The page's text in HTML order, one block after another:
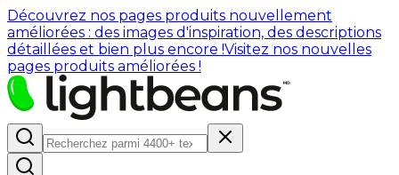
Découvrez nos pages produits nouvellement
améliorées : des images d'inspiration, des descriptions
détaillées et bien plus encore !Visitez nos nouvelles
pages produits améliorées !